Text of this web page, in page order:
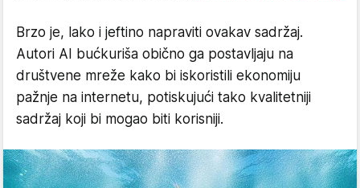
Brzo je, lako i jeftino napraviti ovakav sadržaj.
Autori AI bućkuriša obično ga postavljaju na
društvene mreže kako bi iskoristili ekonomiju
pažnje na internetu, potiskujući tako kvalitetniji
sadržaj koji bi mogao biti korisniji.